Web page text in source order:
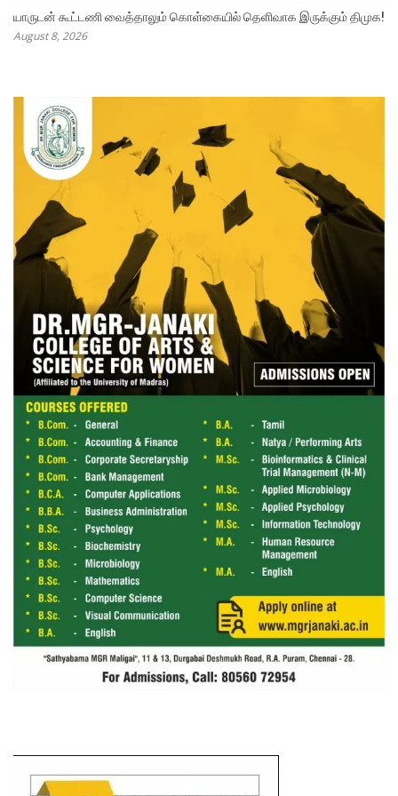
யாருடன் கூட்டணி வைத்தாலும் கொள்கையில் தெளிவாக இருக்கும் திமுக!
August 8, 2026